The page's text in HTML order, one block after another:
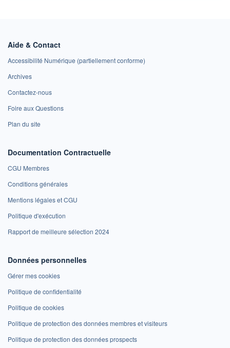
Aide & Contact
Accessibilité Numérique (partiellement conforme)
Archives
Contactez-nous
Foire aux Questions
Plan du site
Documentation Contractuelle
CGU Membres
Conditions générales
Mentions légales et CGU
Politique d'exécution
Rapport de meilleure sélection 2024
Données personnelles
Gérer mes cookies
Politique de confidentialité
Politique de cookies
Politique de protection des données membres et visiteurs
Politique de protection des données prospects